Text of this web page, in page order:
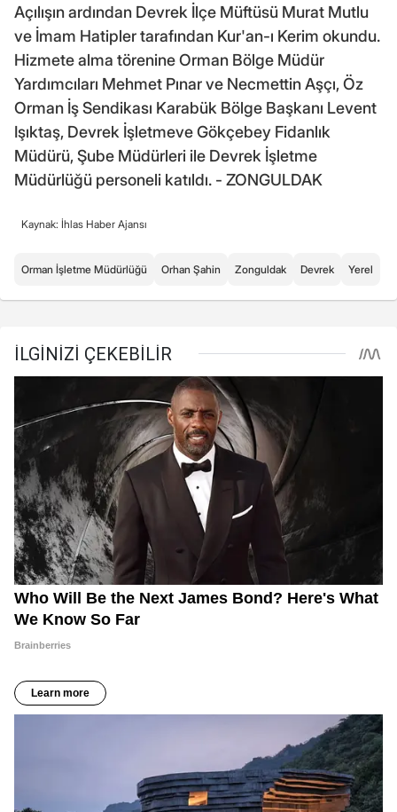
Açılışın ardından Devrek İlçe Müftüsü Murat Mutlu
ve İmam Hatipler tarafından Kur'an-ı Kerim okundu.
Hizmete alma törenine Orman Bölge Müdür
Yardımcıları Mehmet Pınar ve Necmettin Aşçı, Öz
Orman İş Sendikası Karabük Bölge Başkanı Levent
Işıktaş, Devrek İşletmeve Gökçebey Fidanlık
Müdürü, Şube Müdürleri ile Devrek İşletme
Müdürlüğü personeli katıldı. - ZONGULDAK
Kaynak: İhlas Haber Ajansı
Orman İşletme Müdürlüğü Orhan Şahin Zonguldak Devrek Yerel